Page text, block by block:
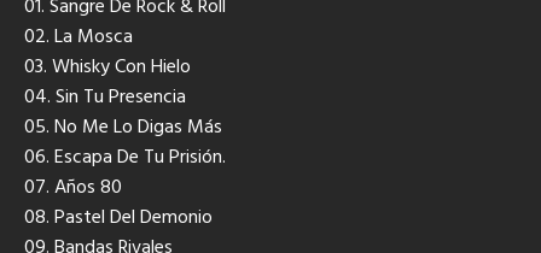
01. Sangre De Rock & Roll
02. La Mosca
03. Whisky Con Hielo
04. Sin Tu Presencia
05. No Me Lo Digas Más
06. Escapa De Tu Prisión.
07. Años 80
08. Pastel Del Demonio